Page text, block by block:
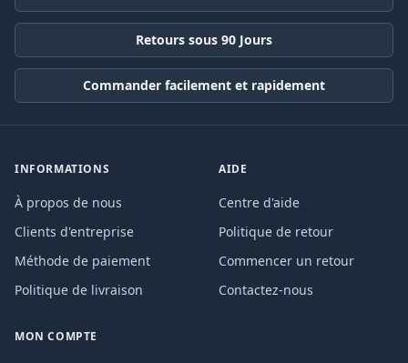
Retours sous 90 Jours
Commander facilement et rapidement
INFORMATIONS
À propos de nous
Clients d'entreprise
Méthode de paiement
Politique de livraison
AIDE
Centre d'aide
Politique de retour
Commencer un retour
Contactez-nous
MON COMPTE